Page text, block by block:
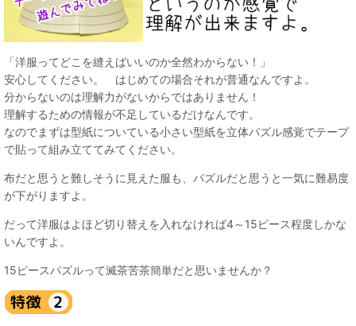
「洋服ってどこを縫えばいいのか全然わからない！」
安心してください。 はじめての場合それが普通なんですよ。
分からないのは理解力がないからではありません！
理解するための情報が不足しているだけなんです。
なのでまずは型紙についている小さい型紙を立体パズル感覚でテープ
で貼って組み立ててみてください。
布だと思うと難しそうに見えた服も、パズルだと思うと一気に難易度
が下がりますよ。
だって洋服はよほど切り替えを入れなければ4～15ピース程度しかな
いんですよ。
15ピースパズルって滅茶苦茶簡単だと思いませんか？